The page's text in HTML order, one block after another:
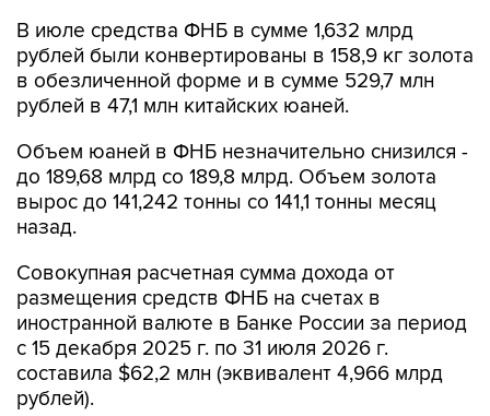
В июле средства ФНБ в сумме 1,632 млрд
рублей были конвертированы в 158,9 кг золота
в обезличенной форме и в сумме 529,7 млн
рублей в 47,1 млн китайских юаней.
Объем юаней в ФНБ незначительно снизился -
до 189,68 млрд со 189,8 млрд. Объем золота
вырос до 141,242 тонны со 141,1 тонны месяц
назад.
Совокупная расчетная сумма дохода от
размещения средств ФНБ на счетах в
иностранной валюте в Банке России за период
с 15 декабря 2025 г. по 31 июля 2026 г.
составила $62,2 млн (эквивалент 4,966 млрд
рублей).